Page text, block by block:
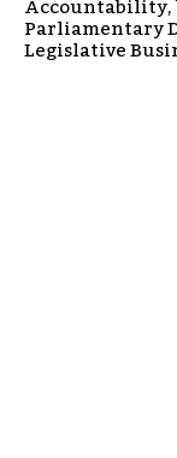
Accountability,
Parliamentary
Legislative